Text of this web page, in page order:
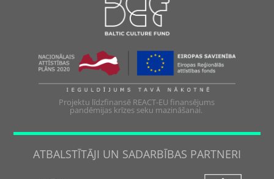
Projektu līdzfinansē REACT-EU finansējums
pandēmijas krīzes seku mazināšanai.
ATBALSTĪTĀJI UN SADARBĪBAS PARTNERI